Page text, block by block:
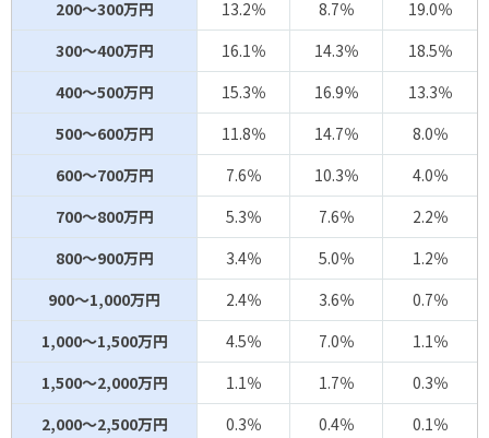
200～300万円 13.2％ 8.7％
19.0％
300～400万円
16.1％ 14.3％
18.5％
400～500万円
15.3％ 16.9％
13.3％
500～600万円
11.8％ 14.7％
8.0％
600～700万円
7.6％ 10.3％
4.0％
700～800万円
5.3％ 7.6％
2.2％
800～900万円
3.4％ 5.0％
1.2％
900～1,000万円
2.4％ 3.6％
0.7％
1,000～1,500万円
4.5％ 7.0％
1.1％
1,500～2,000万円
1.1％ 1.7％
0.3％
2,000～2,500万円
0.3％ 0.4％
0.1％